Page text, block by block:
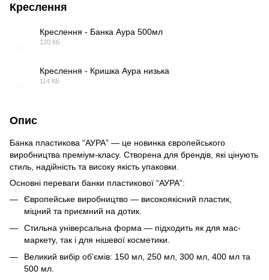
Креслення
Креслення - Банка Аура 500мл
120 КБ
Креслення - Кришка Аура низька
114 КБ
Опис
Банка пластикова “АУРА” — це новинка європейського
виробництва преміум-класу. Створена для брендів, які цінують
стиль, надійність та високу якість упаковки.
Основні переваги банки пластикової “АУРА”:
Європейське виробництво — високоякісний пластик,
міцний та приємний на дотик.
Стильна універсальна форма — підходить як для мас-
маркету, так і для нішевої косметики.
Великий вибір об’ємів: 150 мл, 250 мл, 300 мл, 400 мл та
500 мл.